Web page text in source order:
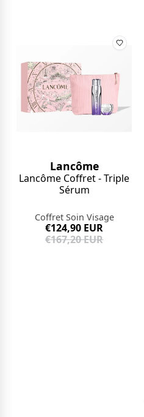
Lancôme
Lancôme Coffret - Triple
Sérum
Coffret Soin Visage
€124,90 EUR
€167,20 EUR